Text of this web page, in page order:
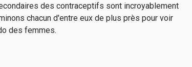
des contraceptifs sont incroyablement
chacun d'entre eux de plus près pour voir
des femmes.